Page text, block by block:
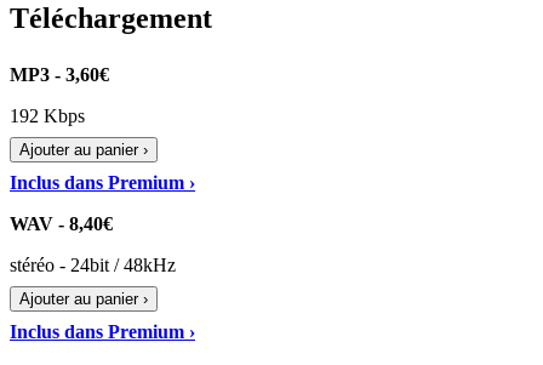
Téléchargement
MP3 - 3,60€
192 Kbps
Ajouter au panier ›
Inclus dans Premium ›
WAV - 8,40€
stéréo - 24bit / 48kHz
Ajouter au panier ›
Inclus dans Premium ›